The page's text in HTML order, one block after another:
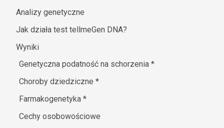
Analizy genetyczne
Jak działa test tellmeGen DNA?
Wyniki
Genetyczna podatność na schorzenia*
Choroby dziedziczne*
Farmakogenetyka*
Cechy osobowościowe